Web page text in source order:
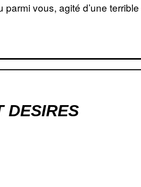
vous, agité d’une terrible
DESIRES